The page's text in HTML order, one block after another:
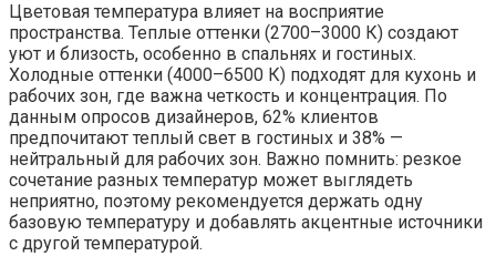
Цветовая температура влияет на восприятие
пространства. Теплые оттенки (2700–3000 К) создают
уют и близость, особенно в спальнях и гостиных.
Холодные оттенки (4000–6500 К) подходят для кухонь и
рабочих зон, где важна четкость и концентрация. По
данным опросов дизайнеров, 62% клиентов
предпочитают теплый свет в гостиных и 38% —
нейтральный для рабочих зон. Важно помнить: резкое
сочетание разных температур может выглядеть
неприятно, поэтому рекомендуется держать одну
базовую температуру и добавлять акцентные источники
с другой температурой.